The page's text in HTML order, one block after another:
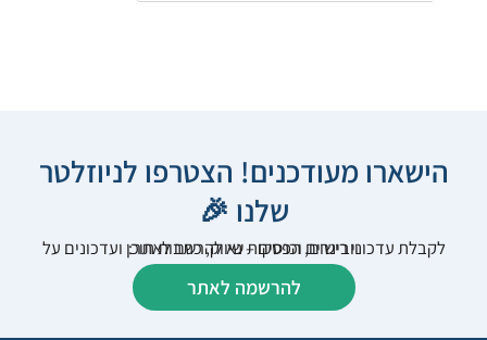
הישארו מעודכנים! הצטרפו לניוזלטר
שלנו 🎉
לקבלת עדכוני רישום, הפסקות שיווק, כתבות תוכן ועדכונים על וובינרים וכנסים – נא להרשם לאתר:
להרשמה לאתר